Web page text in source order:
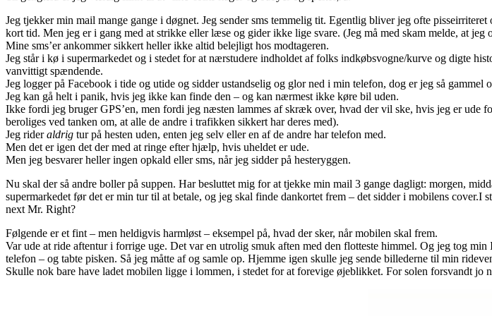
Jeg tjekker min mail mange gange i døgnet. Jeg sender sms temmelig tit. Egentlig bliver jeg ofte
kort tid. Men jeg er i gang med at strikke eller læse og gider ikke lige svare. (Jeg må med skam melde, at
Mine sms’er ankommer sikkert heller ikke altid belejligt hos modtageren.
Jeg står i kø i supermarkedet og i stedet for at nærstudere indholdet af folks indkøbsvogne/kurve og digte
vanvittigt spændende.
Jeg logger på Facebook i tide og utide og sidder ustandselig og glor ned i min telefon, dog er jeg så
Jeg kan gå helt i panik, hvis jeg ikke kan finde den – og kan nærmest ikke køre bil uden.
Ikke fordi jeg bruger GPS’en, men fordi jeg næsten lammes af skræk over, hvad der vil ske, hvis jeg er
beroliges ved tanken om, at alle de andre i trafikken sikkert har deres med).
Jeg rideraldrig tur på hesten uden, enten jeg selv eller en af de andre har telefon med.
Men det er igen det der med at ringe efter hjælp, hvis uheldet er ude.
Men jeg besvarer heller ingen opkald eller sms, når jeg sidder på hesteryggen.
Nu skal der så andre boller på suppen. Har besluttet mig for at tjekke min mail 3 gange dagligt: morgen,
supermarkedet før det er min tur til at betale, og jeg skal finde dankortet frem – det sidder i mobilens cover.I
next Mr. Right?
Følgende er et fint – men heldigvis harmløst – eksempel på, hvad der sker, når mobilen skal frem.
Var ude at ride aftentur i forrige uge. Det var en utrolig smuk aften med den flotteste himmel. Og jeg tog
telefon – og tabte pisken. Så jeg måtte af og samle op. Hjemme igen skulle jeg sende billederne til min
Skulle nok bare have ladet mobilen ligge i lommen, i stedet for at forevige øjeblikket. For solen forsvandt